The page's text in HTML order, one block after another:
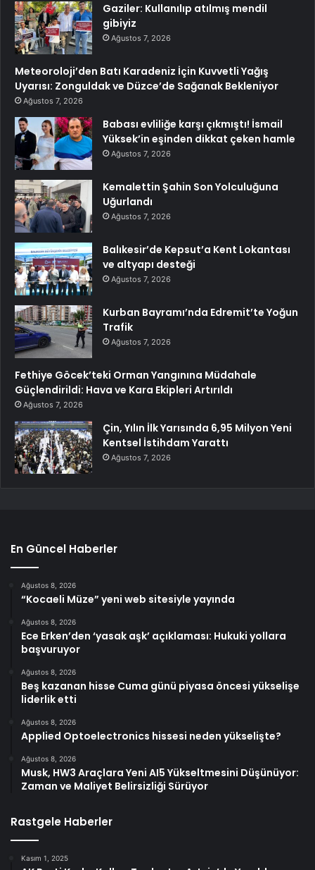
Gaziler: Kullanılıp atılmış mendil
gibiyiz
Ağustos 7, 2026
Meteoroloji’den Batı Karadeniz İçin Kuvvetli Yağış
Uyarısı: Zonguldak ve Düzce’de Sağanak Bekleniyor
Ağustos 7, 2026
Babası evliliğe karşı çıkmıştı! İsmail
Yüksek’in eşinden dikkat çeken hamle
Ağustos 7, 2026
Kemalettin Şahin Son Yolculuğuna
Uğurlandı
Ağustos 7, 2026
Balıkesir’de Kepsut’a Kent Lokantası
ve altyapı desteği
Ağustos 7, 2026
Kurban Bayramı’nda Edremit’te Yoğun
Trafik
Ağustos 7, 2026
Fethiye Göcek’teki Orman Yangınına Müdahale
Güçlendirildi: Hava ve Kara Ekipleri Artırıldı
Ağustos 7, 2026
Çin, Yılın İlk Yarısında 6,95 Milyon Yeni
Kentsel İstihdam Yarattı
Ağustos 7, 2026
En Güncel Haberler
Ağustos 8, 2026
“Kocaeli Müze” yeni web sitesiyle yayında
Ağustos 8, 2026
Ece Erken’den ‘yasak aşk’ açıklaması: Hukuki yollara
başvuruyor
Ağustos 8, 2026
Beş kazanan hisse Cuma günü piyasa öncesi yükselişe
liderlik etti
Ağustos 8, 2026
Applied Optoelectronics hissesi neden yükselişte?
Ağustos 8, 2026
Musk, HW3 Araçlara Yeni AI5 Yükseltmesini Düşünüyor:
Zaman ve Maliyet Belirsizliği Sürüyor
Rastgele Haberler
Kasım 1, 2025